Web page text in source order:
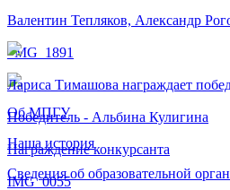
Валентин Тепляков, Александр
_MG_1891
Лариса Тимашова награждает
Победитель - Альбина Кулигина
Награждение конкурсанта
IMG_0055
Об МПГУ
Наша история
Сведения об образовательной